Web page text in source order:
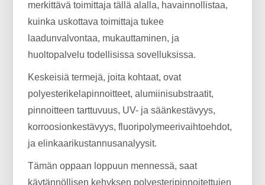
merkittävä toimittaja tällä alalla, havainnollistaa,
kuinka uskottava toimittaja tukee
laadunvalvontaa, mukauttaminen, ja
huoltopalvelu todellisissa sovelluksissa.
Keskeisiä termejä, joita kohtaat, ovat
polyesterikelapinnoitteet, alumiinisubstraatit,
pinnoitteen tarttuvuus, UV- ja säänkestävyys,
korroosionkestävyys, fluoripolymeerivaihtoehdot,
ja elinkaarikustannusanalyysit.
Tämän oppaan loppuun mennessä, saat
käytännöllisen kehyksen polyesteripinnoitettujen